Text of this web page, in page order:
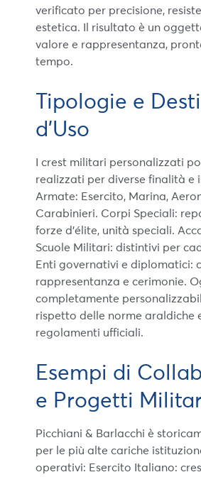
verificato per precisione,
estetica. Il risultato è un
valore e rappresentanza,
tempo.
Tipologie e
d’Uso
I crest militari personalizzati
realizzati per diverse finalità e
Armate: Esercito, Marina,
Carabinieri. Corpi Speciali:
forze d’élite, unità speciali.
Scuole Militari: distintivi per
Enti governativi e diplomatici:
rappresentanza e cerimonie.
completamente
rispetto delle norme araldiche
regolamenti ufficiali.
Esempi di
e Progetti
Picchiani & Barlacchi è
per le più alte cariche
operativi: Esercito Italiano: